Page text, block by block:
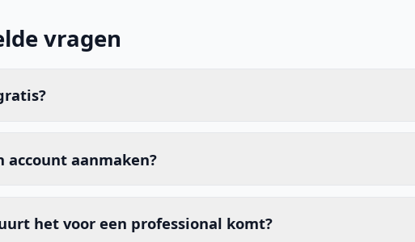
vragen
account aanmaken?
het voor een professional komt?